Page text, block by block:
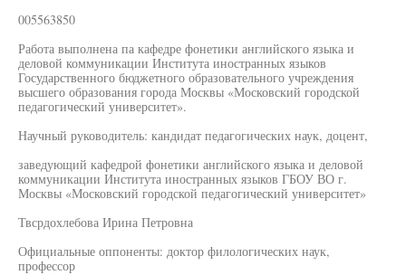
005563850
Работа выполнена па кафедре фонетики английского языка и
деловой коммуникации Института иностранных языков
Государственного бюджетного образовательного учреждения
высшего образования города Москвы «Московский городской
педагогический университет».
Научный руководитель: кандидат педагогических наук, доцент,
заведующий кафедрой фонетики английского языка и деловой
коммуникации Института иностранных языков ГБОУ ВО г.
Москвы «Московский городской педагогический университет»
Твсрдохлебова Ирина Петровна
Официальные оппоненты: доктор филологических наук,
профессор